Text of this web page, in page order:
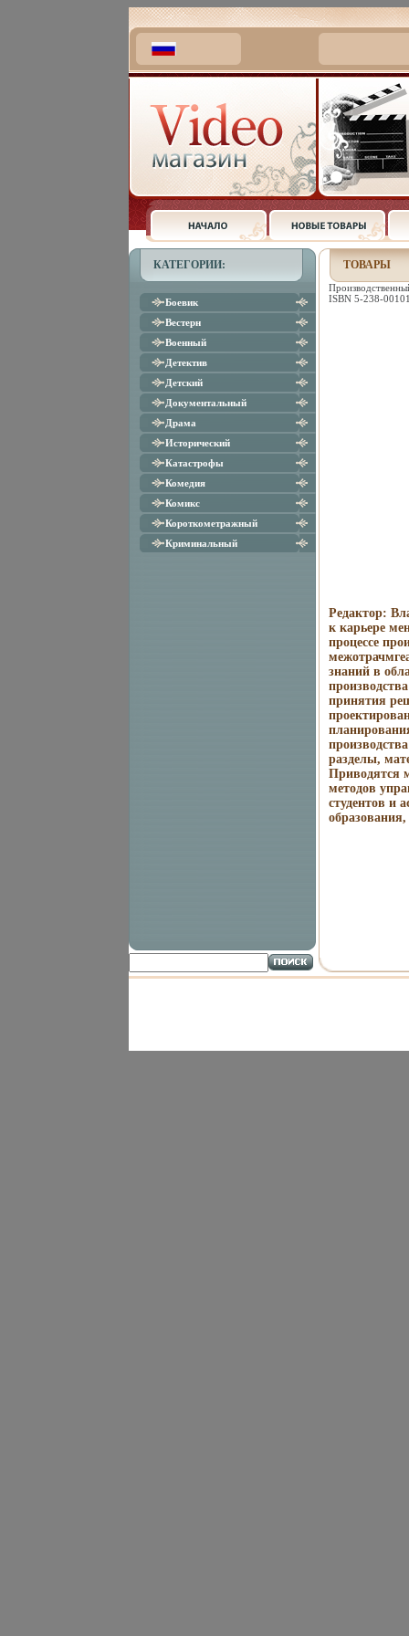
КАТЕГОРИИ:
Боевик
Вестерн
Военный
Детектив
Детский
Документальный
Драма
Исторический
Катастрофы
Комедия
Комикс
Короткометражный
Криминальный
ТОВАРЫ
ISBN 5-238-
Редактор:
к карьере
процессе
знаний в
принятия
разделы,
Приводятся
методов
студентов и